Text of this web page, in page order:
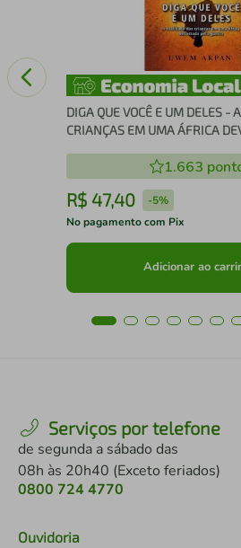
DIGA QUE VOCÊ E UM DELES -
CRIANÇAS EM UMA ÁFRICA
1.663
R$ 47,40 -5%
No pagamento com Pix
Adicionar ao
Serviços por telefone
de segunda a sábado das
08h às 20h40 (Exceto feriados)
0800 724 4770
Ouvidoria